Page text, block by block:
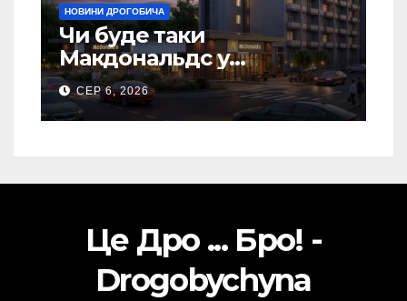
НОВИНИ ДРОГОБИЧА
Чи буде таки
Макдональдс у
Дрогобичі? (Фото)
СЕР 6, 2026
Це Дро ... Бро! -
Drogobychyna